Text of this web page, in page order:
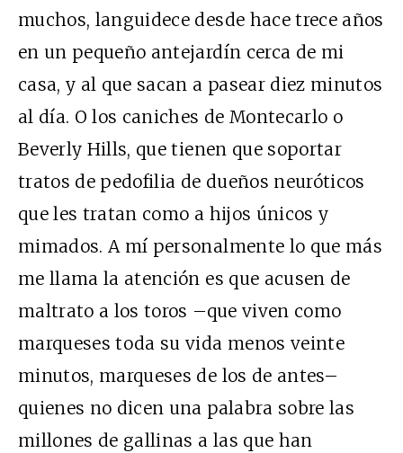
muchos, languidece desde hace trece años
en un pequeño antejardín cerca de mi
casa, y al que sacan a pasear diez minutos
al día. O los caniches de Montecarlo o
Beverly Hills, que tienen que soportar
tratos de pedofilia de dueños neuróticos
que les tratan como a hijos únicos y
mimados. A mí personalmente lo que más
me llama la atención es que acusen de
maltrato a los toros –que viven como
marqueses toda su vida menos veinte
minutos, marqueses de los de antes–
quienes no dicen una palabra sobre las
millones de gallinas a las que han